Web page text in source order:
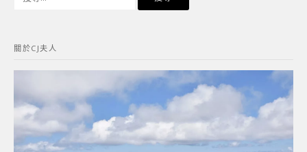
字:
關於CJ夫人